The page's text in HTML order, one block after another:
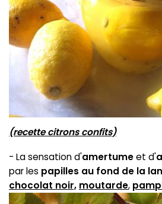
(recette citrons confits)
- La sensation d'amertumeet d'
par les papilles au fond de la
chocolat noir, moutarde,